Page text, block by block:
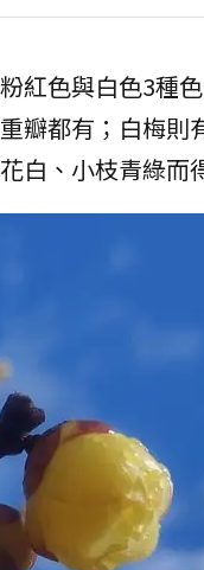
紅色與白色3種
瓣都有；白梅則
白、小枝青綠而